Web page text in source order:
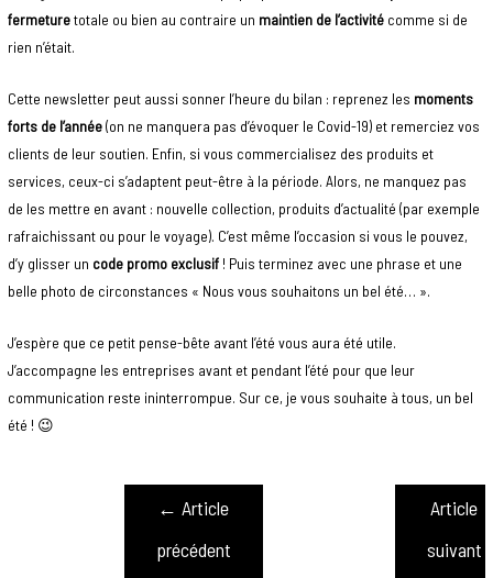
fermeturetotale ou bien au contraire un maintien de l’activité comme si de
rien n’était.
Cette newsletter peut aussi sonner l’heure du bilan : reprenez les moments
forts de l’année(on ne manquera pas d’évoquer le Covid-19) et remerciez vos
clients de leur soutien. Enfin, si vous commercialisez des produits et
services, ceux-ci s’adaptent peut-être à la période. Alors, ne manquez pas
de les mettre en avant : nouvelle collection, produits d’actualité (par exemple
rafraichissant ou pour le voyage). C’est même l’occasion si vous le pouvez,
d’y glisser un code promo exclusif ! Puis terminez avec une phrase et une
belle photo de circonstances « Nous vous souhaitons un bel été… ».
J’espère que ce petit pense-bête avant l’été vous aura été utile.
J’accompagne les entreprises avant et pendant l’été pour que leur
communication reste ininterrompue. Sur ce, je vous souhaite à tous, un bel
été ! 😉
← Article
précédent
Article
suivant